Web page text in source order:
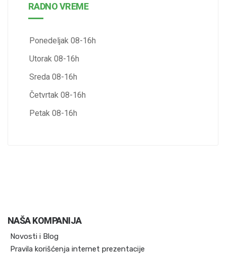
RADNO VREME
Ponedeljak 08-16h
Utorak 08-16h
Sreda 08-16h
Četvrtak 08-16h
Petak 08-16h
NAŠA KOMPANIJA
Novosti i Blog
Pravila korišćenja internet prezentacije